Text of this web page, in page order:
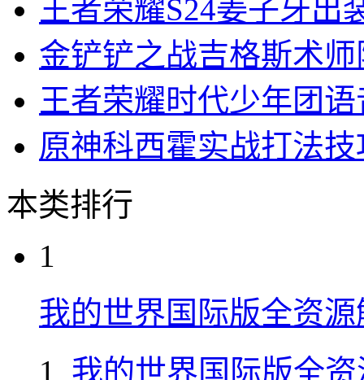
原神须弥龙卷风破解全
新编成语大全金莲主
王国之泪大师剑获取
崩坏星穹铁道五月兑
王者荣耀S24姜子牙出
金铲铲之战吉格斯术
王者荣耀时代少年团